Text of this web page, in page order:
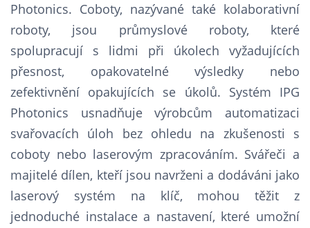
Photonics. Coboty, nazývané také kolaborativní
roboty, jsou průmyslové roboty, které
spolupracují s lidmi při úkolech vyžadujících
přesnost, opakovatelné výsledky nebo
zefektivnění opakujících se úkolů. Systém IPG
Photonics usnadňuje výrobcům automatizaci
svařovacích úloh bez ohledu na zkušenosti s
coboty nebo laserovým zpracováním. Svářeči a
majitelé dílen, kteří jsou navrženi a dodáváni jako
laserový systém na klíč, mohou těžit z
jednoduché instalace a nastavení, které umožní